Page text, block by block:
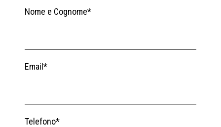
Nome e Cognome*
Email*
Telefono*